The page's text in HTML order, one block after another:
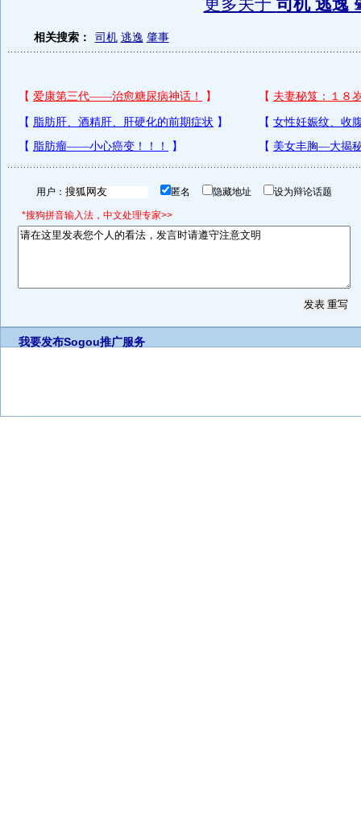
更多关于 司机 逃逸
相关搜索： 司机 逃逸 肇事
用户： 匿名 隐藏地址 设为辩论话题
*搜狗拼音输入法，中文处理专家>>
我要发布Sogou推广服务